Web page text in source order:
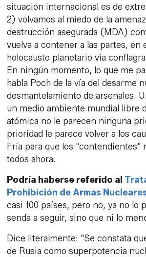
situación internacional es de
2) volvamos al miedo de la
destrucción asegurada (MDA)
vuelva a contener a las partes, en
holocausto planetario vía
En ningún momento, lo que me
habla Poch de la vía del desarme
desmantelamiento de arsenales.
un medio ambiente mundial libre
atómica no le parecen ninguna
prioridad le parece volver a los
Fría para que los "contendientes"
todos ahora.
Podría haberse referido al
Prohibición de Armas
casi 100 países, pero no, ya no lo
senda a seguir, sino que ni lo
Dice literalmente: "Se constata
de Rusia como superpotencia